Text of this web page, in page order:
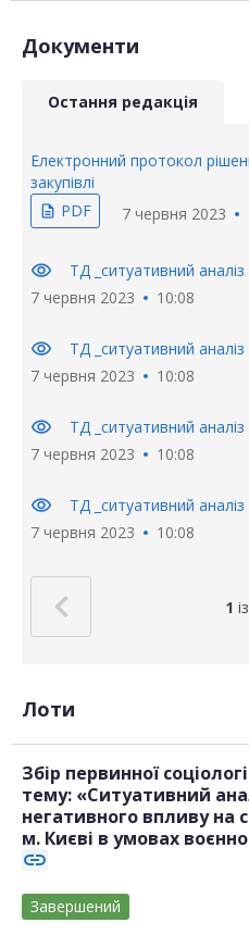
Документи
Остання редакція
Електронний протокол
закупівлі
description PDF 7 червня 2023
visibility
ТД _ситуативний
7 червня 2023
10:08
visibility
ТД _ситуативний
7 червня 2023
10:08
visibility
ТД _ситуативний
7 червня 2023
10:08
visibility
ТД _ситуативний
7 червня 2023
10:08
1
Лоти
Збір первинної
тему: «Ситуативний
негативного впливу на
м. Києві в умовах
link
Завершений